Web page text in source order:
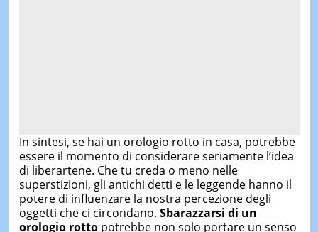
In sintesi, se hai un orologio rotto in casa, potrebbe
essere il momento di considerare seriamente l’idea
di liberartene. Che tu creda o meno nelle
superstizioni, gli antichi detti e le leggende hanno il
potere di influenzare la nostra percezione degli
oggetti che ci circondano. Sbarazzarsi di un
orologio rottopotrebbe non solo portare un senso